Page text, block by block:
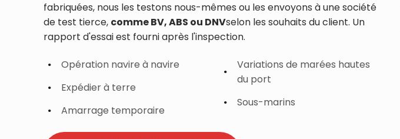
fabriquées, nous les testons nous-mêmes ou les envoyons à une société
de test tierce, comme BV, ABS ou DNVselon les souhaits du client. Un
rapport d'essai est fourni après l'inspection.
Opération navire à navire
Expédier à terre
Amarrage temporaire
Variations de marées hautes
du port
Sous-marins